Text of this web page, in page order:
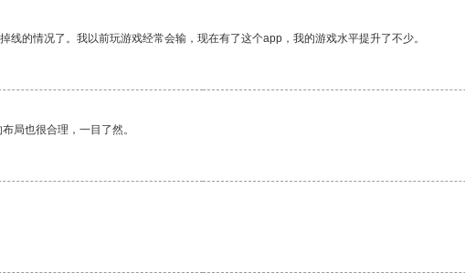
的情况了。我以前玩游戏经常会输，现在有了这个app，我的游戏水平提升了不少。
局也很合理，一目了然。